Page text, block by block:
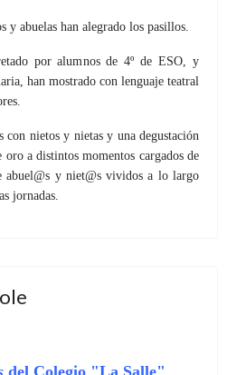
y abuelas han alegrado los pasillos.
por alumnos de 4º de ESO, y
han mostrado con lenguaje teatral
con nietos y nietas y una degustación
oro a distintos momentos cargados de
abuel@s y niet@s vividos a lo largo
jornadas.
del Colegio "La Salle"